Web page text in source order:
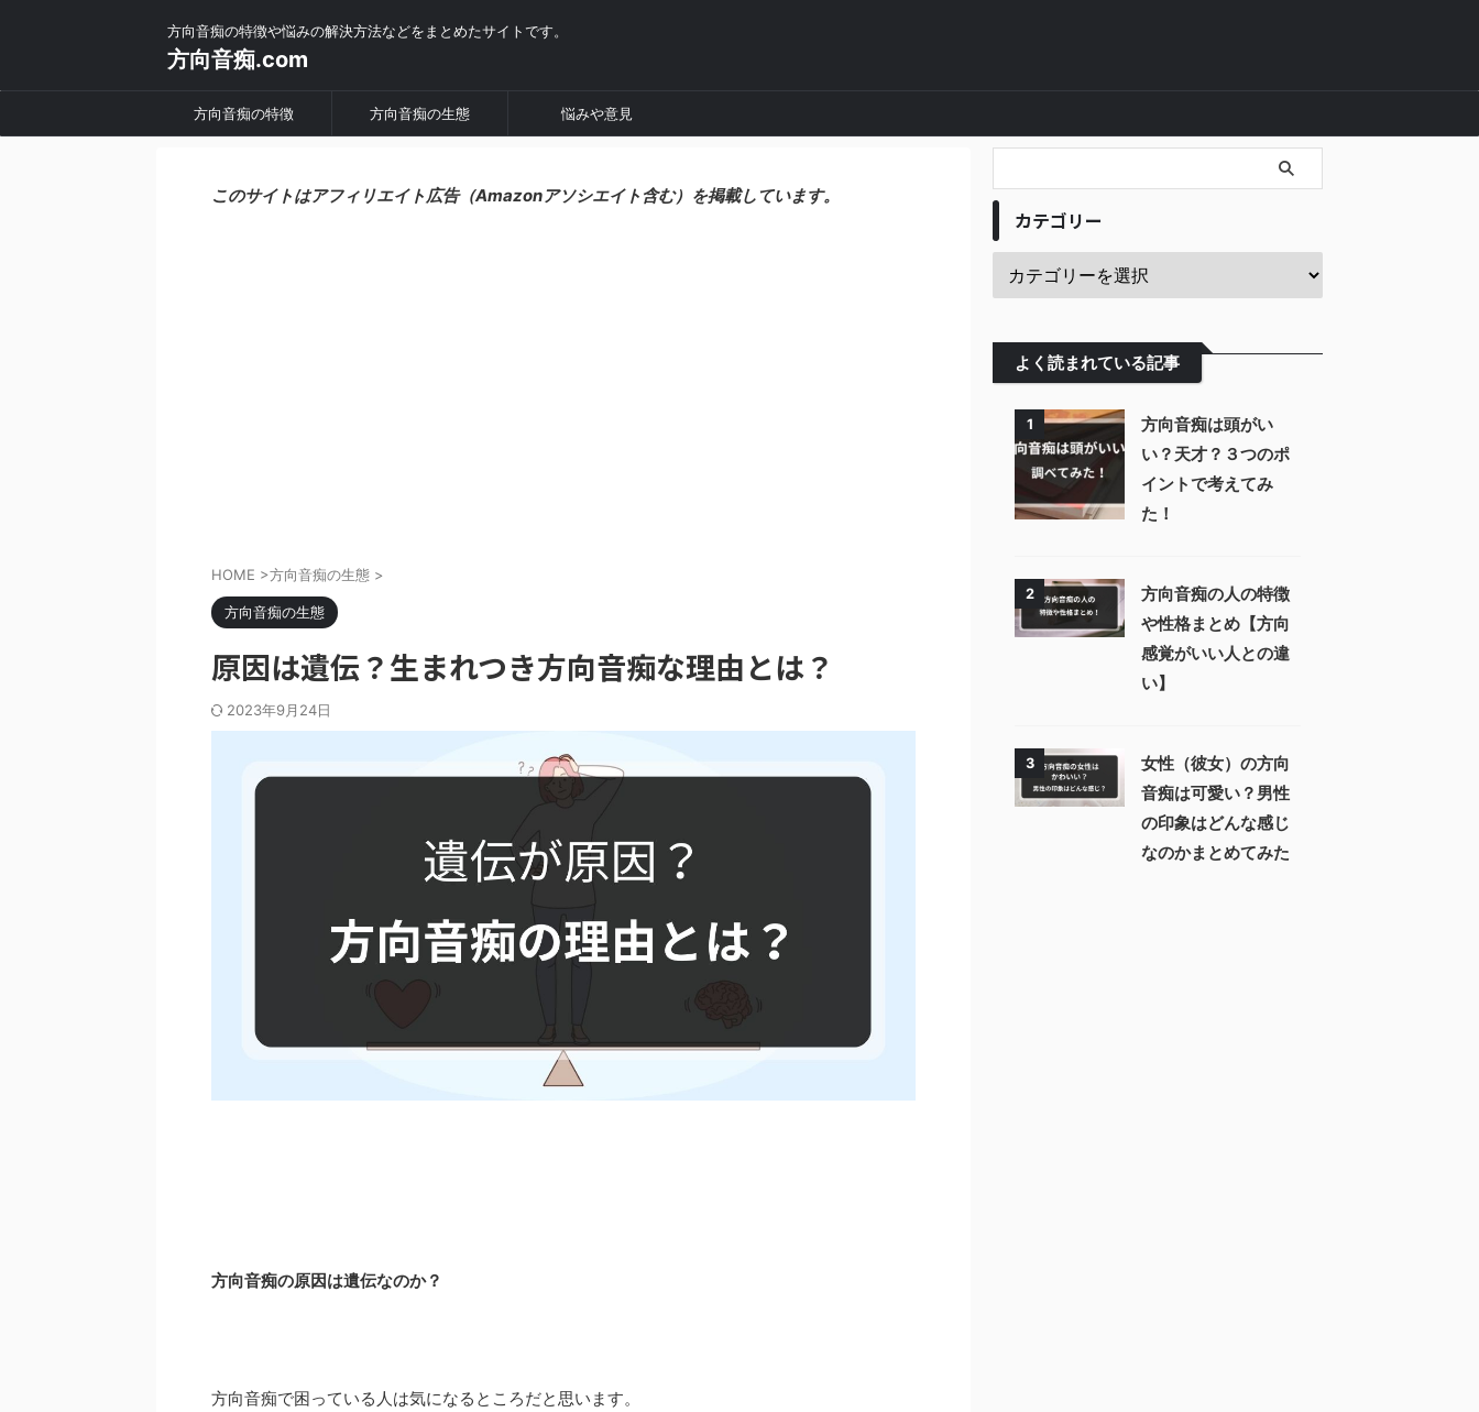
方向音痴の特徴や悩みの解決方法などをまとめたサイトです。
方向音痴.com
方向音痴の特徴 方向音痴の生態 悩みや意見
このサイトはアフィリエイト広告（Amazonアソシエイト含む）を掲載しています。
HOME >方向音痴の生態 >
方向音痴の生態
原因は遺伝？生まれつき方向音痴な理由とは？
2023年9月24日
方向音痴の原因は遺伝なのか？
方向音痴で困っている人は気になるところだと思います。
カテゴリー
よく読まれている記事
1
方向音痴は頭がい
い？天才？３つのポ
イントで考えてみ
た！
2
方向音痴の人の特徴
や性格まとめ【方向
感覚がいい人との違
い】
3
女性（彼女）の方向
音痴は可愛い？男性
の印象はどんな感じ
なのかまとめてみた